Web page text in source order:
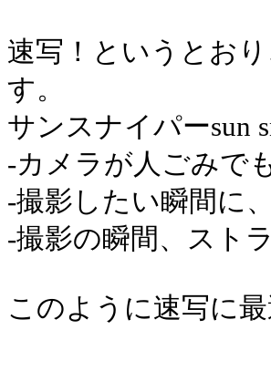
速写！というとお
す。
サンスナイパーsun
-カメラが人ごみで
-撮影したい瞬間に
-撮影の瞬間、スト
このように速写に